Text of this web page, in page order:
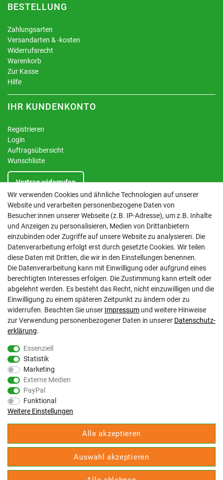
BESTELLUNG
Zahlungsarten
Versandarten & -kosten
Widerrufsrecht
Warenkorb
Zur Kasse
Hilfe
IHR KUNDENKONTO
Registrieren
Login
Auftragsübersicht
Wunschliste
Vertrag widerrufen
INFORMATIONEN
Kontakt
Datenschutzerklärung
AGB
Impressum
Barrierefreiheitserklärung
Altbatterie-Ensorgung
Gölz Motorgeräte Nord GmbH & Co. KG
Melatengürtel 23
50933 Köln
Shop Hotline Mo-Fr 9:00-17:00 Uhr Tel. 0221-9543096
Fax 0221-541358
Unsere STORE Anschriften und Öffnungszeiten:
Köln
Erkelenz
Wir verwenden Cookies und ähnliche Technologien auf unserer
Website und verarbeiten personenbezogene Daten von
Besucher:innen unserer Webseite (z.B. IP-Adresse), um z.B. Inhalte
und Anzeigen zu personalisieren, Medien von Drittanbietern
einzubinden oder Zugriffe auf unsere Website zu analysieren. Die
Datenverarbeitung erfolgt erst durch gesetzte Cookies. Wir teilen
diese Daten mit Dritten, die wir in den Einstellungen benennen.
Die Datenverarbeitung kann mit Einwilligung oder aufgrund eines
berechtigten Interesses erfolgen. Die Zustimmung kann erteilt oder
abgelehnt werden. Es besteht das Recht, nicht einzuwilligen und die
Einwilligung zu einem späteren Zeitpunkt zu ändern oder zu
widerrufen. Beachten Sie unser Impressum und weitere Hinweise
zur Verwendung personenbezogener Daten in unserer Daten­schutz­
erklärung.
Essenziell
Statistik
Marketing
Externe Medien
PayPal
Funktional
Weitere Einstellungen
Alle akzeptieren
Auswahl akzeptieren